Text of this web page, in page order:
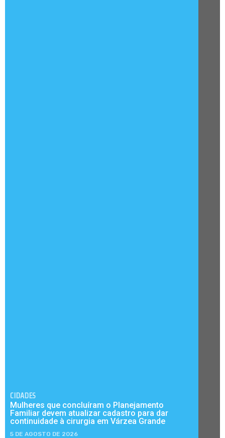
CIDADES
Mulheres que concluíram o Planejamento
Familiar devem atualizar cadastro para dar
continuidade à cirurgia em Várzea Grande
5 DE AGOSTO DE 2026